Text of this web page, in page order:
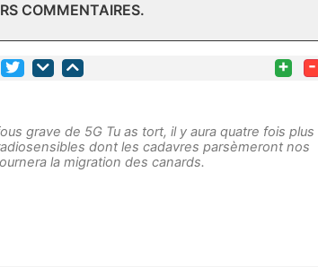
COMMENTAIRES.
+ -
grave de 5G Tu as tort, il y aura quatre fois plus
dont les cadavres parsèmeront nos
la migration des canards.